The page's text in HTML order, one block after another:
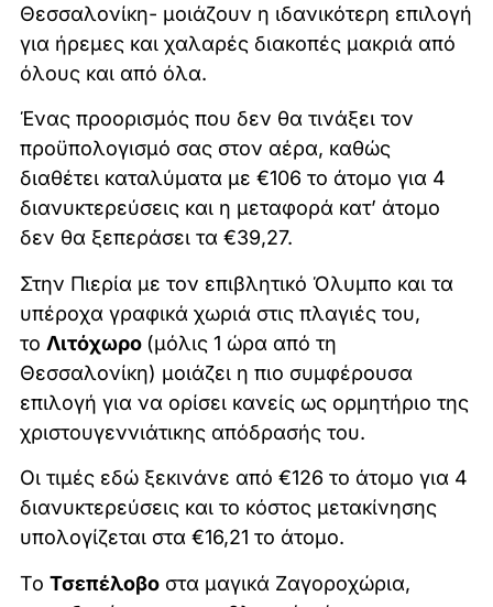
Θεσσαλονίκη- μοιάζουν η ιδανικότερη επιλογή
για ήρεμες και χαλαρές διακοπές μακριά από
όλους και από όλα.
Ένας προορισμός που δεν θα τινάξει τον
προϋπολογισμό σας στον αέρα, καθώς
διαθέτει καταλύματα με €106 το άτομο για 4
διανυκτερεύσεις και η μεταφορά κατ’ άτομο
δεν θα ξεπεράσει τα €39,27.
Στην Πιερία με τον επιβλητικό Όλυμπο και τα
υπέροχα γραφικά χωριά στις πλαγιές του,
το Λιτόχωρο (μόλις 1 ώρα από τη
Θεσσαλονίκη) μοιάζει η πιο συμφέρουσα
επιλογή για να ορίσει κανείς ως ορμητήριο της
χριστουγεννιάτικης απόδρασής του.
Οι τιμές εδώ ξεκινάνε από €126 το άτομο για 4
διανυκτερεύσεις και το κόστος μετακίνησης
υπολογίζεται στα €16,21 το άτομο.
Το Τσεπέλοβοστα μαγικά Ζαγοροχώρια,